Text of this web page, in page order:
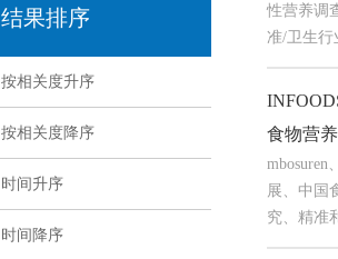
结果排序
按相关度升序
按相关度降序
时间升序
时间降序
性营养调
准/卫生行
食物营
展、中国
究、精准